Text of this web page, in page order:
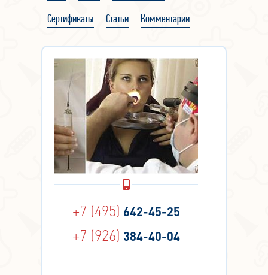
Сертификаты Статьи Комментарии
+7 (495) 642-45-25
+7 (926) 384-40-04